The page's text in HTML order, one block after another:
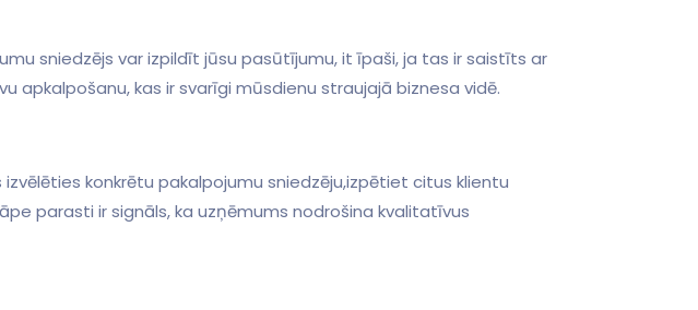
sniedzējs var izpildīt jūsu⁤ pasūtījumu, it īpaši, ja tas ir saistīts ar
apkalpošanu, kas ir svarīgi mūsdienu straujajā biznesa vidē.
⁤konkrētu pakalpojumu sniedzēju,izpētiet citus klientu
parasti ir signāls, ka⁣ uzņēmums nodrošina kvalitatīvus